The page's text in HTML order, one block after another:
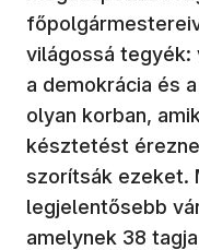
világossá tegyék:
a demokrácia és
olyan korban,
késztetést
szorítsák ezeket.
legjelentősebb
amelynek 38